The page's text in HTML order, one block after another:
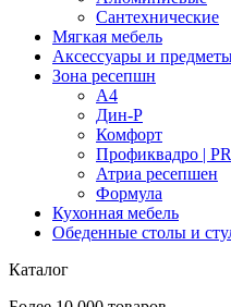
Сантехнические
Мягкая мебель
Аксессуары и
Зона ресепшн
А4
Дин-Р
Комфорт
Профиквадро |
Атриа ресепшен
Формула
Кухонная мебель
Обеденные столы и
Каталог